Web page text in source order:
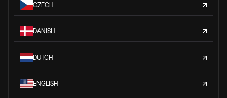
CZECH
DANISH
DUTCH
ENGLISH